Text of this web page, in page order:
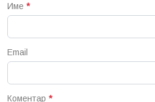
Име *
Email
Коментар *